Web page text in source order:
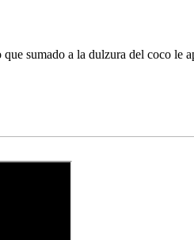
sumado a la dulzura del coco le